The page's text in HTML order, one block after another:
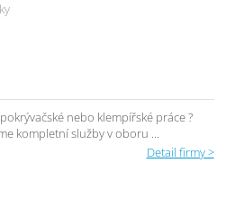
nebo klempířské práce ?
kompletní služby v oboru ...
Detail firmy >